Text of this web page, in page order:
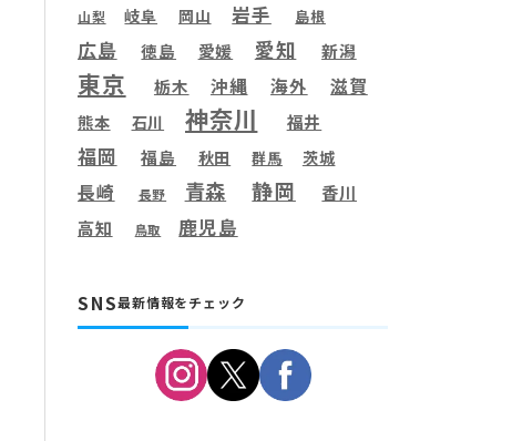
山梨 岐阜 岡山 岩手 島根
広島 徳島 愛媛 愛知 新潟
東京 栃木 沖縄 海外 滋賀
熊本 石川 神奈川 福井
福岡 福島 秋田 群馬 茨城
長崎 長野 青森 静岡 香川
高知 鳥取 鹿児島
SNS最新情報をチェック